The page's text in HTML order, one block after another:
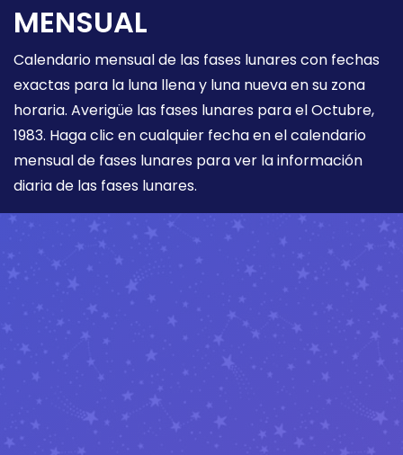
MENSUAL
Calendario mensual de las fases lunares con fechas
exactas para la luna llena y luna nueva en su zona
horaria. Averigüe las fases lunares para el Octubre,
1983. Haga clic en cualquier fecha en el calendario
mensual de fases lunares para ver la información
diaria de las fases lunares.